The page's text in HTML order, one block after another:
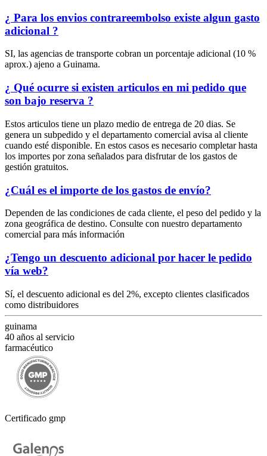
¿ Para los envios contrareembolso existe algun gasto
adicional ?
SI, las agencias de transporte cobran un porcentaje adicional (10 %
aprox.) ajeno a Guinama.
¿ Qué ocurre si existen articulos en mi pedido que
son bajo reserva ?
Estos articulos tiene un plazo medio de entrega de 20 dias. Se
genera un subpedido y el departamento comercial avisa al cliente
cuando esté disponible. En estos casos es necesario completar hasta
los importes por zona señalados para disfrutar de los gastos de
gestión gratuitos.
¿Cuál es el importe de los gastos de envío?
Dependen de las condiciones de cada cliente, el peso del pedido y la
zona geográfica de destino. Consulte con nuestro departamento
comercial para más información
¿Tengo un descuento adicional por hacer le pedido
vía web?
Sí, el descuento adicional es del 2%, excepto clientes clasificados
como distribuidores
guinama
40 años al servicio
farmacéutico
Certificado gmp